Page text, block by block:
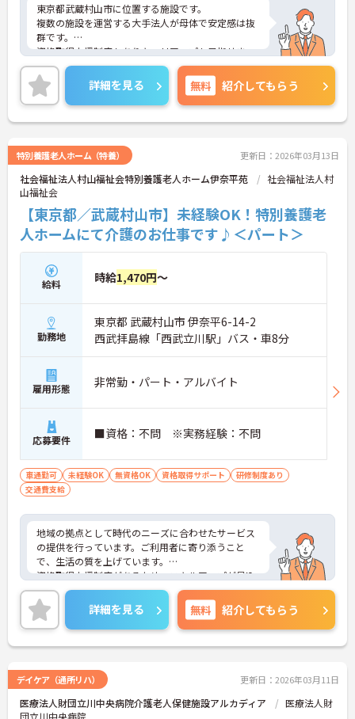
東京都武蔵村山市に位置する施設です。
複数の施設を運営する大手法人が母体で安定感は抜
群です。
資格取得支援制度もありキャリアップも目指せま
す。
ご興味のある方は是非お気軽にお問い合わせくださ
い。
詳細を見る 無料 紹介してもらう
特別養護老人ホーム（特養） 更新日：2026年03月13日
社会福祉法人村山福祉会特別養護老人ホーム伊奈平苑
社会福祉法人村
山福祉会
【東京都／武蔵村山市】未経験OK！特別養護老
人ホームにて介護のお仕事です♪＜パート＞
給料 時給1,470円～
勤務地
東京都 武蔵村山市 伊奈平6-14-2
西武拝島線「西武立川駅」バス・車8分
雇用形態 非常勤・パート・アルバイト
応募要件 ■資格：不問 ※実務経験：不問
車通勤可 未経験OK 無資格OK 資格取得サポート
研修制度あり
交通費支給
地域の拠点として時代のニーズに合わせたサービス
の提供を行っています。ご利用者に寄り添うこと
で、生活の質を上げています。
資格取得支援制度があるため、スキルアップが見込
めます。また、マイカー通勤ができるため、通勤が
苦になりません。
ご興味のある方には、面接対策ポイントなど、さら
に詳細をお話しいたしますのでお気軽にご相談くだ
さい！
詳細を見る 無料 紹介してもらう
デイケア（通所リハ） 更新日：2026年03月11日
医療法人財団立川中央病院介護老人保健施設アルカディア
医療法人財
団立川中央病院